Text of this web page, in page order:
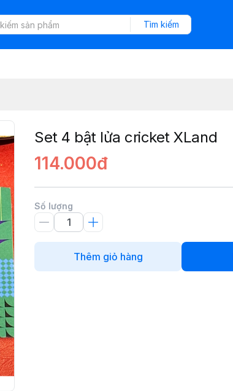
Tìm kiếm
Set 4 bật lửa cricket XLand
114.000đ
Số lượng
Thêm giỏ hàng